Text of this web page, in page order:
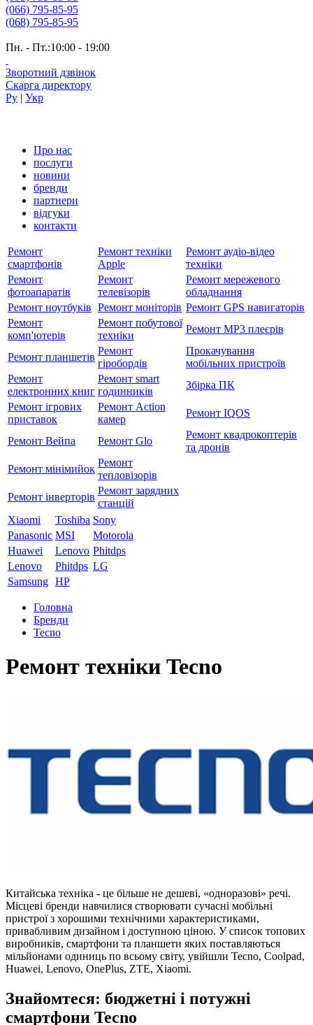
(066) 795-85-95
(068) 795-85-95
Пн. - Пт.:10:00 - 19:00
Зворотний дзвінок
Скарга директору
Ру | Укр
Про нас
послуги
новини
бренди
партнери
вiдгуки
контакти
Ремонт
смартфонів
Ремонт техніки
Apple
Ремонт аудіо-відео
техніки
Ремонт
фотоапаратів
Ремонт
телевізорів
Ремонт мережевого
обладнання
Ремонт ноутбуків Ремонт моніторів Ремонт GPS навигаторів
Ремонт
комп'ютерів
Ремонт побутової
техніки
Ремонт MP3 плеєрів
Ремонт планшетів
Ремонт
гіробордів
Прокачування
мобільних пристроїв
Ремонт
електронних книг
Ремонт smart
годинників
Збірка ПК
Ремонт ігрових
приставок
Ремонт Action
камер
Ремонт IQOS
Ремонт Вейпа Ремонт Glo
Ремонт квадрокоптерів
та дронів
Ремонт мiнiмийок
Ремонт
тепловізорів
Ремонт інверторів
Ремонт зарядних
станцій
Xiaomi
Toshiba Sony
Panasonic MSI
Motorola
Huawei
Lenovo Phitdps
Lenovo
Phitdps LG
Samsung HP
Головна
Бренди
Tecno
Ремонт техніки Tecno
Китайська техніка - це більше не дешеві, «одноразові» речі.
Місцеві бренди навчилися створювати сучасні мобільні
пристрої з хорошими технічними характеристиками,
привабливим дизайном і доступною ціною. У список топових
виробників, смартфони та планшети яких поставляються
мільйонами одиниць по всьому світу, увійшли Tecno, Coolpad,
Huawei, Lenovo, OnePlus, ZTE, Xiaomi.
Знайомтеся: бюджетні і потужні
смартфони Tecno